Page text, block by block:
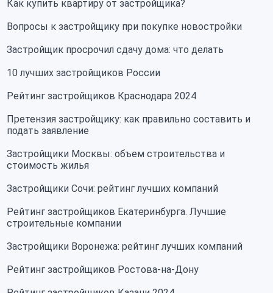
Как купить квартиру от застройщика?
Вопросы к застройщику при покупке новостройки
Застройщик просрочил сдачу дома: что делать
10 лучших застройщиков России
Рейтинг застройщиков Краснодара 2024
Претензия застройщику: как правильно составить и
подать заявление
Застройщики Москвы: объем строительства и
стоимость жилья
Застройщики Сочи: рейтинг лучших компаний
Рейтинг застройщиков Екатеринбурга. Лучшие
строительные компании
Застройщики Воронежа: рейтинг лучших компаний
Рейтинг застройщиков Ростова-на-Дону